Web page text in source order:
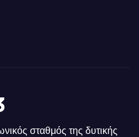
σταθμός της δυτικής